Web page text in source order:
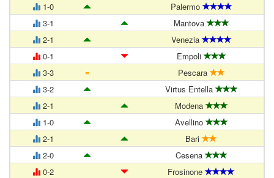
1-0
Palermo
3-1
Mantova
2-1
Venezia
0-1
Empoli
3-3
=
Pescara
3-2
Virtus Entella
2-1
Modena
1-0
Avellino
2-1
Bari
2-0
Cesena
0-2
Frosinone